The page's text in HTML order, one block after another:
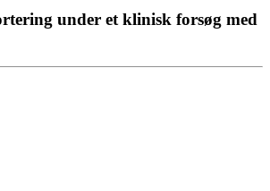
under et klinisk forsøg med